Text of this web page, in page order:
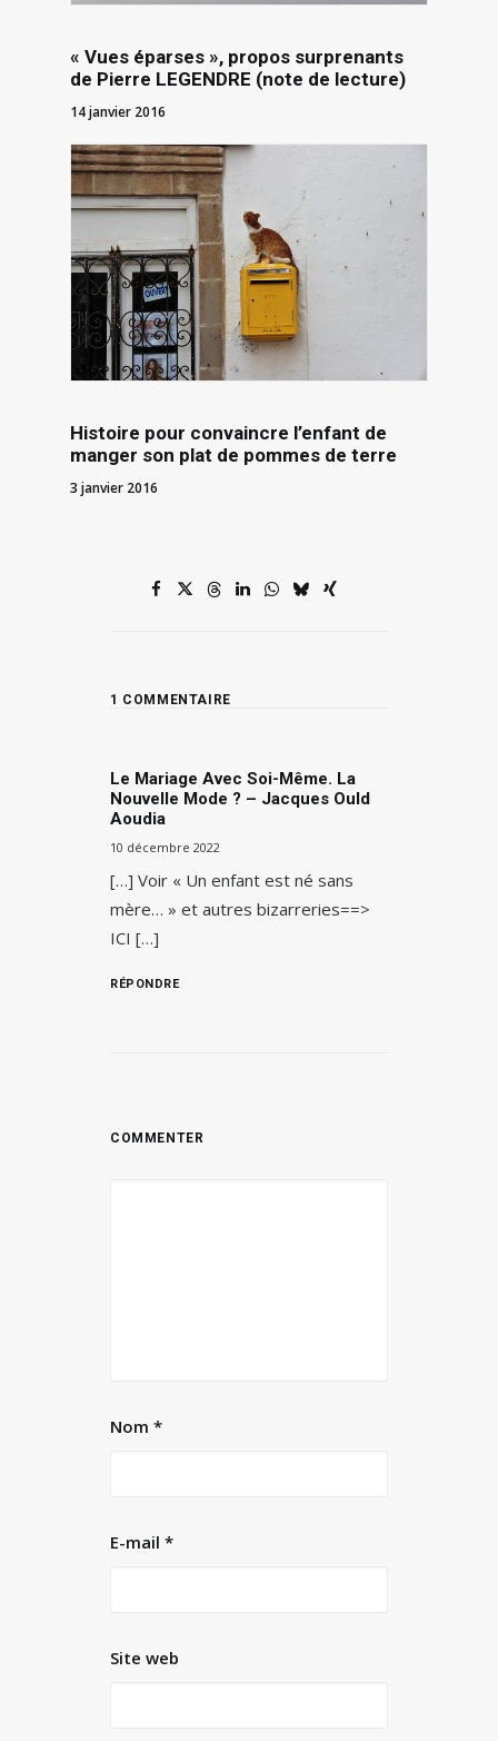
« Vues éparses », propos surprenants
de Pierre LEGENDRE (note de lecture)
14 janvier 2016
Histoire pour convaincre l’enfant de
manger son plat de pommes de terre
3 janvier 2016
1 COMMENTAIRE
Le Mariage Avec Soi-Même. La
Nouvelle Mode ? – Jacques Ould
Aoudia
10 décembre 2022
[…] Voir « Un enfant est né sans
mère… » et autres bizarreries==>
ICI […]
RÉPONDRE
Nom *
E-mail *
Site web